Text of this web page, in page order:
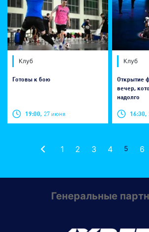
Клуб
Готовы к бою
19:00, 27 июня
Клуб
Открытие
вечер,
надолго
16:30,
1 2 3 4 5 6
Генеральные